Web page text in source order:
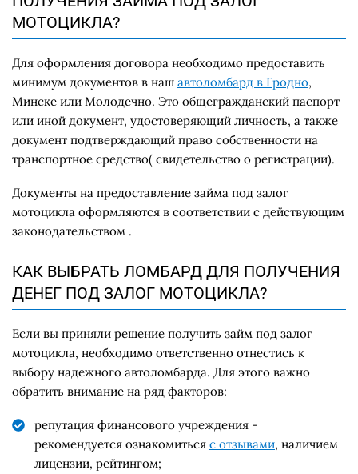
МОТОЦИКЛА?
Для оформления договора необходимо предоставить
минимум документов в наш автоломбард в Гродно,
Минске или Молодечно. Это общегражданский паспорт
или иной документ, удостоверяющий личность, а также
документ подтверждающий право собственности на
транспортное средство( свидетельство о регистрации).
Документы на предоставление займа под залог
мотоцикла оформляются в соответствии с действующим
законодательством .
КАК ВЫБРАТЬ ЛОМБАРД ДЛЯ ПОЛУЧЕНИЯ
ДЕНЕГ ПОД ЗАЛОГ МОТОЦИКЛА?
Если вы приняли решение получить займ под залог
мотоцикла, необходимо ответственно отнестись к
выбору надежного автоломбарда. Для этого важно
обратить внимание на ряд факторов:
репутация финансового учреждения -
рекомендуется ознакомиться с отзывами, наличием
лицензии, рейтингом;